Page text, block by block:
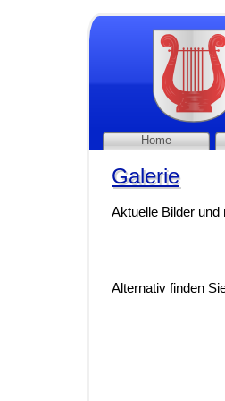
Home
Galerie
Galerie
Aktuelle Bilder
Alternativ finden